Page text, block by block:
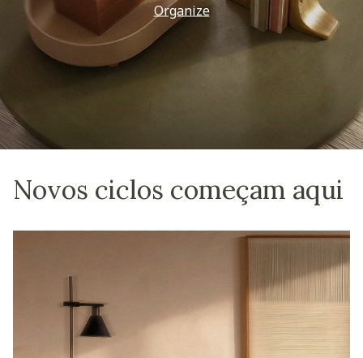
Organize
Novos ciclos começam aqui